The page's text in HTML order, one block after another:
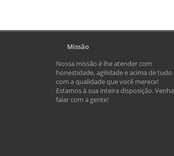
Missão
Nossa missão é lhe atender com
honestidade, agilidade e acima de tudo
com a qualidade que você merece!
Estamos à sua inteira disposição. Venha
falar com a gente!